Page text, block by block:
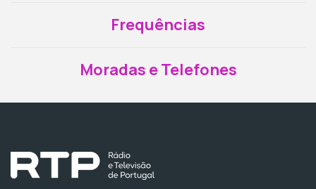
Frequências
Moradas e Telefones